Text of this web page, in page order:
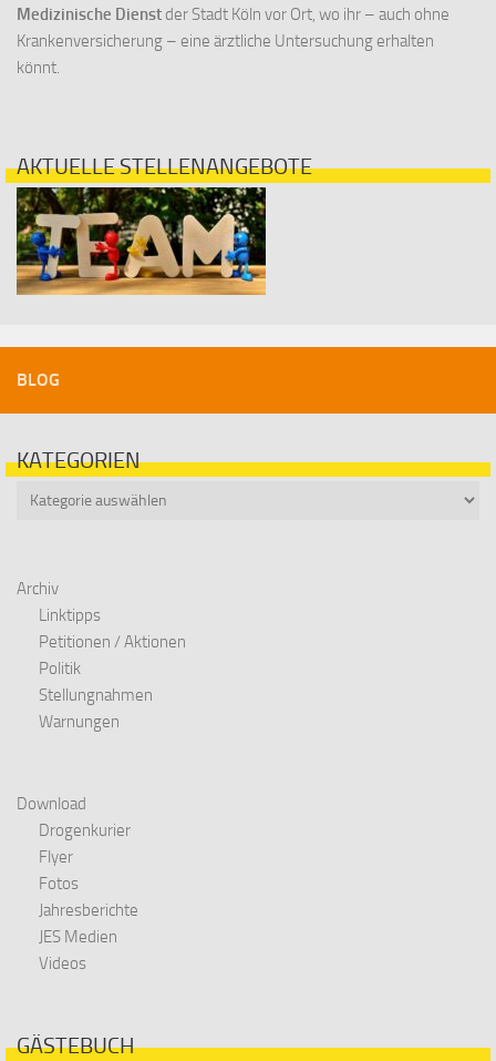
Medizinische Dienst der Stadt Köln vor Ort, wo ihr – auch ohne
Krankenversicherung – eine ärztliche Untersuchung erhalten
könnt.
AKTUELLE STELLENANGEBOTE
BLOG
KATEGORIEN
Kategorien
Archiv
Linktipps
Petitionen / Aktionen
Politik
Stellungnahmen
Warnungen
Download
Drogenkurier
Flyer
Fotos
Jahresberichte
JES Medien
Videos
GÄSTEBUCH